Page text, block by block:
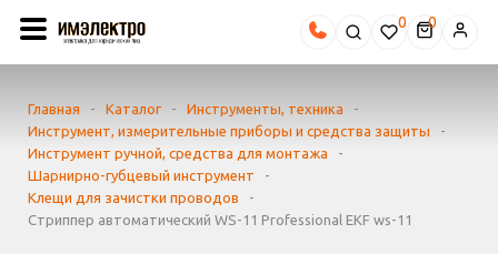
0
Главная - Каталог - Инструменты, техника
-
Инструмент, измерительные приборы и средства защиты
-
Инструмент ручной, средства для монтажа
-
Шарнирно-губцевый инструмент
-
Клещи для зачистки проводов
-
Стриппер автоматический WS-11 Professional EKF ws-11